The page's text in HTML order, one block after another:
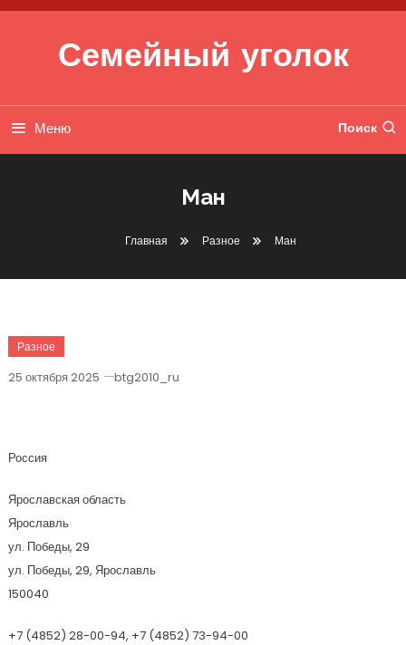
Перейти к содержимому
Семейный уголок
Меню Поиск
Ман
Главная Разное Ман
Разное
25 октября 2025 btg2010_ru
Россия
Ярославская область
Ярославль
ул. Победы, 29
ул. Победы, 29, Ярославль
150040
+7 (4852) 28-00-94, +7 (4852) 73-94-00